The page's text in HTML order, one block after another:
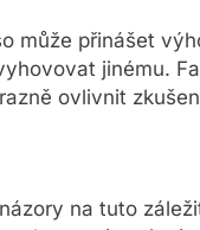
může přinášet
jinému.
ovlivnit
na tuto